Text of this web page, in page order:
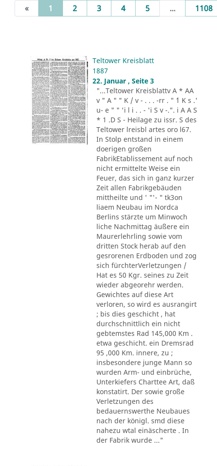
« 1 (current)
2 3 4 5 ... 1108
Teltower Kreisblatt
1887
22. Januar , Seite 3
"...Teltower Kreisblattv A * AA
v " A " " K / v - . . . -rr . " ´1 K s .'
u- e " " 'i l i . . - 'i S v -.". i A A S
* 1 .D S - Heilage zu issr. S des
Teltower lreisbl artes oro l67.
In Stolp entstand in einem
doerigen großen
FabrikEtablissement auf noch
nicht ermittelte Weise ein
Feuer, das sich in ganz kurzer
Zeit allen Fabrikgebäuden
mittheilte und ' "'- " tk3on
liaem Neubau im Nordca
Berlins stärzte um Minwoch
liche Nachmittag äußere ein
Maurerlehrling sowie vom
dritten Stock herab auf den
gesrorenen Erdboden und zog
sich fürchterVerletzungen /
Hat es 50 Kgr. seines zu Zeit
wieder abgeorehr werden.
Gewichtes auf diese Art
verloren, so wird es ausrangirt
; bis dies geschicht , hat
durchschnittlich ein nicht
gebtemstes Rad 145,000 Km .
etwa geschicht. ein Dremsrad
95 ,000 Km. innere, zu ;
insbesondere junge Mann so
wurden Arm- und einbrüche,
Unterkiefers Charttee Art, daß
konstatirt. Der sowie große
Verletzungen des
bedauernswerthe Neubaues
nach der königl. smd diese
nahezu wtal einäscherte . In
der Fabrik wurde ..."